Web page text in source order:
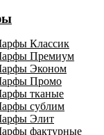
Классик
Премиум
Эконом
Промо
тканые
сублим
Элит
фактурные